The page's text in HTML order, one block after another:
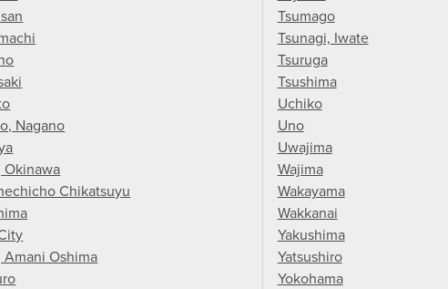
Nagano
Okinawa
Chikatsuyu
Amani Oshima
Tsumago
Tsunagi, Iwate
Tsuruga
Tsushima
Uchiko
Uno
Uwajima
Wajima
Wakayama
Wakkanai
Yakushima
Yatsushiro
Yokohama